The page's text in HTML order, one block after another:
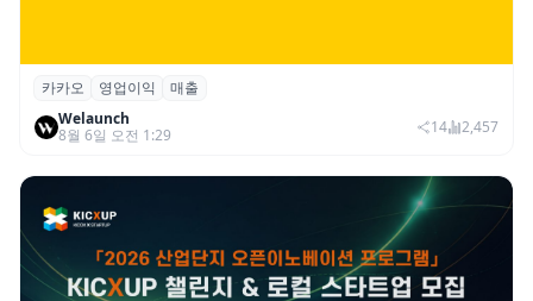
카카오, 2026년 2분기 매출 2조985억·영업
이익 2770억…역대 분기 최대
카카오 영업이익
매출
Welaunch
8월 6일 오전 1:29
14 2,457